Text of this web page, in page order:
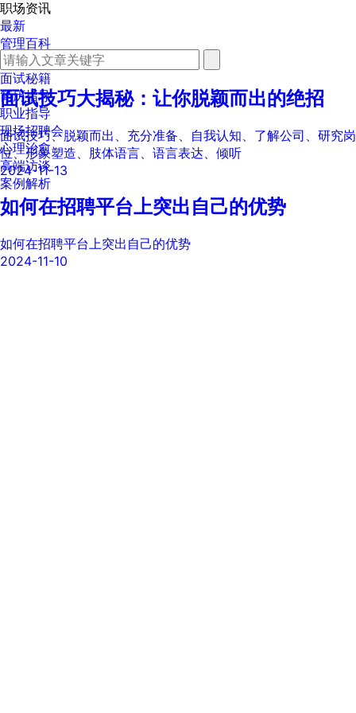
职场资讯
最新
管理百科
劳动法规
面试秘籍
简历指导
职业指导
现场招聘会
心理治愈
高端访谈
案例解析
面试技巧大揭秘：让你脱颖而出的绝招
面试技巧、脱颖而出、充分准备、自我认知、了解公司、研究岗
位、形象塑造、肢体语言、语言表达、倾听
2024-11-13
如何在招聘平台上突出自己的优势
如何在招聘平台上突出自己的优势
2024-11-10